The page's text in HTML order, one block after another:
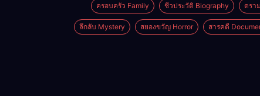
ครอบครัว Family ชีวประวัติ Biography ดรา
ลึกลับ Mystery สยองขวัญ Horror สารคดี